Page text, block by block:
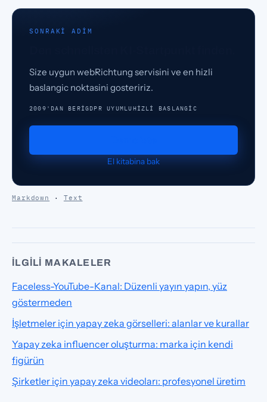
SONRAKI ADIM
Size uygun webRichtung servisini ve en hizli
baslangic noktasini gosteririz.
2009'DAN BERIGDPR UYUMLUHIZLI BASLANGIC
El kitabina bak
Markdown · Text
İLGILI MAKALELER
Faceless-YouTube-Kanal: Düzenli yayın yapın, yüz
göstermeden
İşletmeler için yapay zeka görselleri: alanlar ve kurallar
Yapay zeka influencer oluşturma: marka için kendi
figürün
Şirketler için yapay zeka videoları: profesyonel üretim